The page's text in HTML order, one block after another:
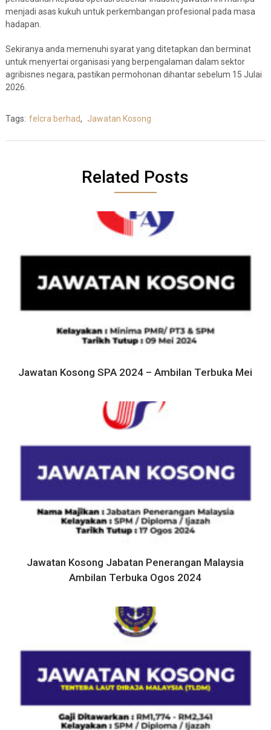
menjadi asas kukuh untuk perkembangan profesional pada masa
hadapan.
Sekiranya anda memenuhi syarat yang ditetapkan dan berminat
untuk menyertai organisasi yang berpengalaman dalam sektor
agribisnes negara, pastikan permohonan dihantar sebelum 15 Julai
2026.
Tags: felcra berhad, Jawatan Kosong
Related Posts
Jawatan Kosong SPA 2024 – Ambilan Terbuka Mei
Jawatan Kosong Jabatan Penerangan Malaysia
Ambilan Terbuka Ogos 2024